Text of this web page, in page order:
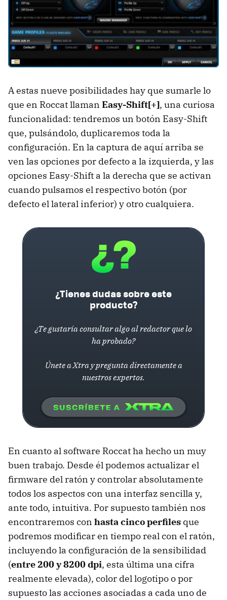
A estas nueve posibilidades hay que sumarle lo
que en Roccat llaman Easy-Shift[+], una curiosa
funcionalidad: tendremos un botón Easy-Shift
que, pulsándolo, duplicaremos toda la
configuración. En la captura de aquí arriba se
ven las opciones por defecto a la izquierda, y las
opciones Easy-Shift a la derecha que se activan
cuando pulsamos el respectivo botón (por
defecto el lateral inferior) y otro cualquiera.
¿Tienes dudas sobre este
producto?
¿Te gustaría consultar algo al redactor que lo
ha probado?
Únete a Xtra y pregunta directamente a
nuestros expertos.
En cuanto al software Roccat ha hecho un muy
buen trabajo. Desde él podemos actualizar el
firmware del ratón y controlar absolutamente
todos los aspectos con una interfaz sencilla y,
ante todo, intuitiva. Por supuesto también nos
encontraremos con hasta cinco perfiles que
podremos modificar en tiempo real con el ratón,
incluyendo la configuración de la sensibilidad
(entre 200 y 8200 dpi, esta última una cifra
realmente elevada), color del logotipo o por
supuesto las acciones asociadas a cada uno de